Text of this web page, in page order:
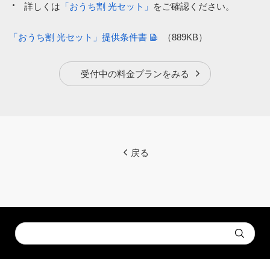
詳しくは 「おうち割 光セット」 をご確認ください。
「おうち割 光セット」提供条件書 （889KB）
受付中の料金プランをみる
戻る
Conduct
a
Submit